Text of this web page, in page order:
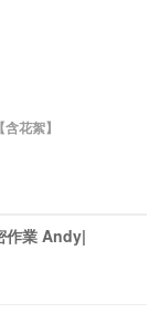
花絮】
作業 Andy|